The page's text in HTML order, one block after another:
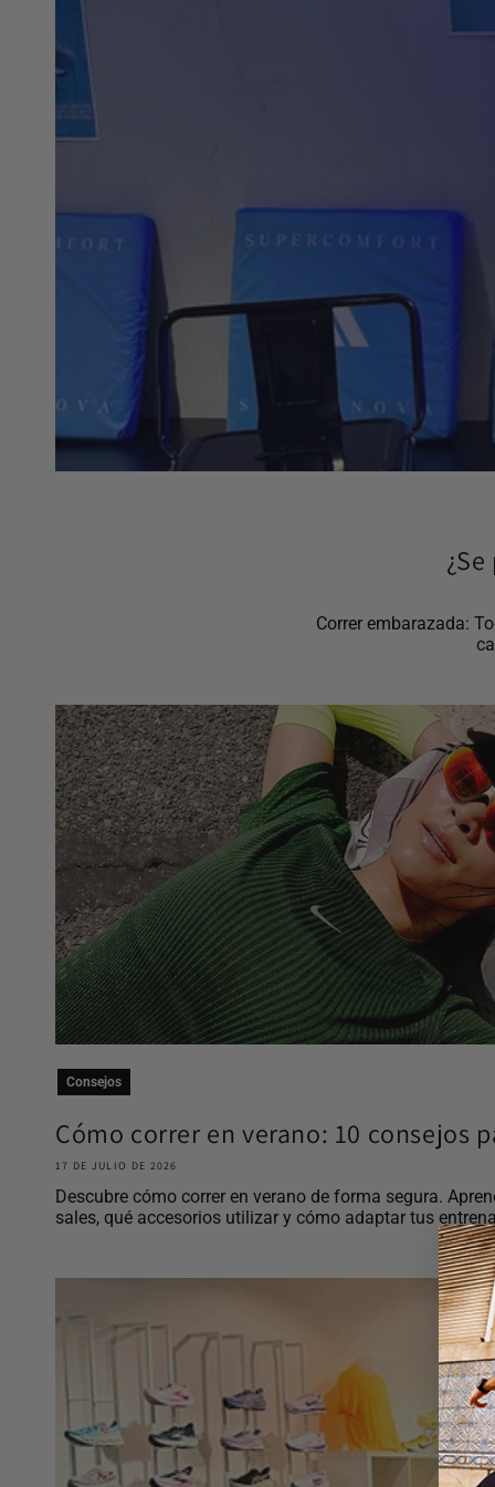
Correr embarazada:
Consejos
Cómo correr en verano: 10 consejos
17 DE JULIO DE 2026
Descubre cómo correr en verano de forma segura.
sales, qué accesorios utilizar y cómo adaptar tus